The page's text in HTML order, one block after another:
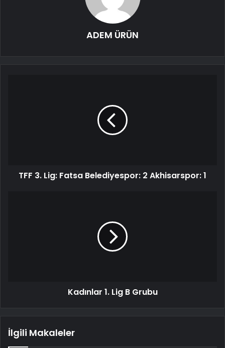
ADEM ÜRÜN
TFF 3. Lig: Fatsa Belediyespor: 2 Akhisarspor: 1
Kadınlar 1. Lig B Grubu
İlgili Makaleler